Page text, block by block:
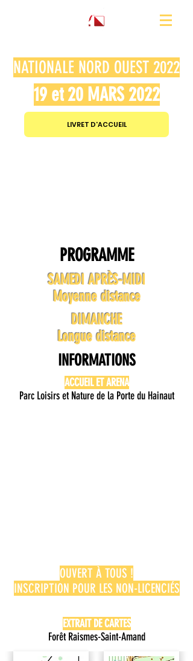
NATIONALE NORD OUEST 2022
19 et 20 MARS 2022
LIVRET D'ACCUEIL
PROGRAMME
SAMEDI APRÈS-MIDI
Moyenne distance
DIMANCHE
Longue distance
INFORMATIONS
ACCUEIL ET ARENA
Parc Loisirs et Nature de la Porte du Hainaut
OUVERT À TOUS !
INSCRIPTION POUR LES NON-LICENCIÉS
EXTRAIT DE CARTES
Forêt Raismes-Saint-Amand